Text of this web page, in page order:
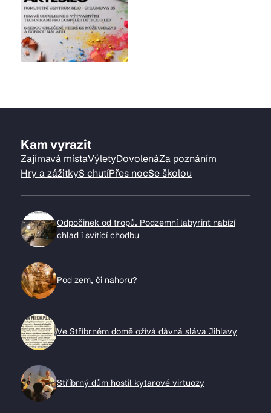
Kam vyrazit
Zajímavá místaVýletyDovolenáZa poznáním
Hry a zážitkyS chutíPřes nocSe školou
Odpočinek od tropů. Podzemní labyrint nabízí
chlad i svítící chodbu
Pod zem, či nahoru?
Ve Stříbrném domě ožívá dávná sláva Jihlavy
Stříbrný dům hostil kytarové virtuozy